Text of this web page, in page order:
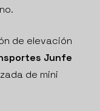
de elevación
Junfe
de mini